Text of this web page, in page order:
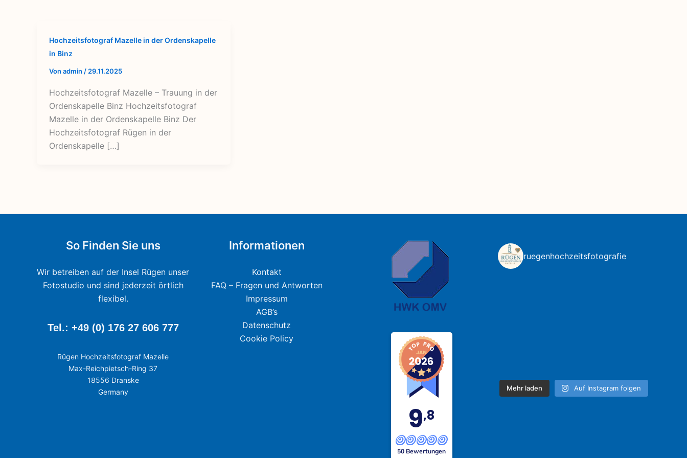
Hochzeitsfotograf Mazelle in der Ordenskapelle
in Binz
Von admin / 29.11.2025
Hochzeitsfotograf Mazelle – Trauung in der
Ordenskapelle Binz Hochzeitsfotograf
Mazelle in der Ordenskapelle Binz Der
Hochzeitsfotograf Rügen in der
Ordenskapelle […]
So Finden Sie uns
Wir betreiben auf der Insel Rügen unser
Fotostudio und sind jederzeit örtlich
flexibel.
Tel.: +49 (0) 176 27 606 777
Rügen Hochzeitsfotograf Mazelle
Max-Reichpietsch-Ring 37
18556 Dranske
Germany
Informationen
Kontakt
FAQ – Fragen und Antworten
Impressum
AGB’s
Datenschutz
Cookie Policy
9,8
50 Bewertungen
ruegenhochzeitsfotografie
Mehr laden Auf Instagram folgen